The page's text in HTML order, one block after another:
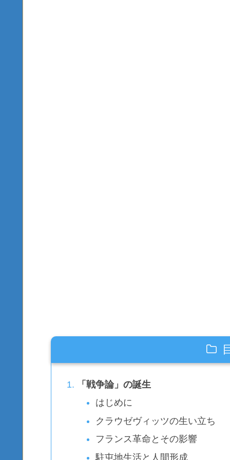
「戦争論」の誕生
はじめに
クラウゼヴィッツの生い立ち
フランス革命とその影響
駐屯地生活と人間形成